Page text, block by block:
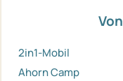
2in1-Mobil
Ahorn Camp